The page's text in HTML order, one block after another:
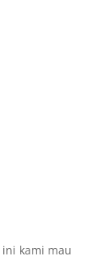
kami mau